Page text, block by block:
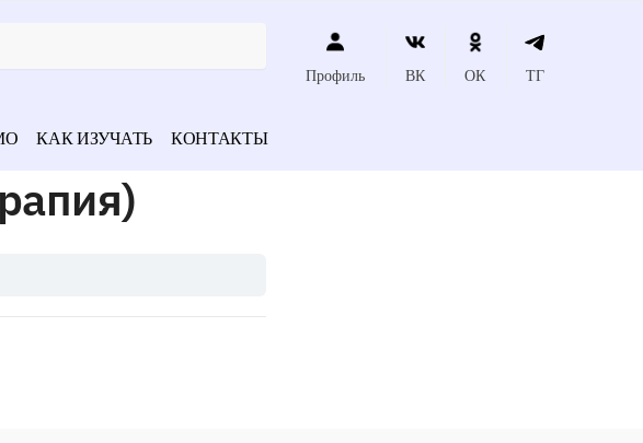
Профиль ВК ОК ТГ
КАК ИЗУЧАТЬ КОНТАКТЫ